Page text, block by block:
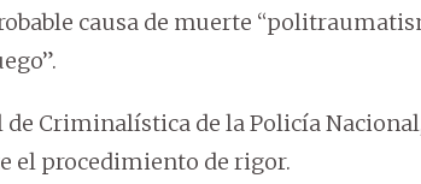
causa de muerte
Criminalística de la Policía
el procedimiento de rigor.